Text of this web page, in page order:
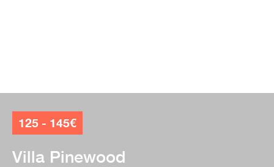
125 - 145€
Villa Pinewood